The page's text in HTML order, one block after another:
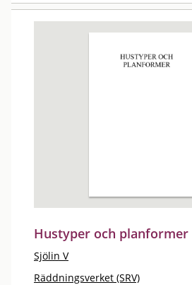
Hustyper och planformer
Sjölin V
Räddningsverket (SRV)